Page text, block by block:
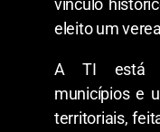
vínculo
eleito um
A TI está
municípios e
territoriais,